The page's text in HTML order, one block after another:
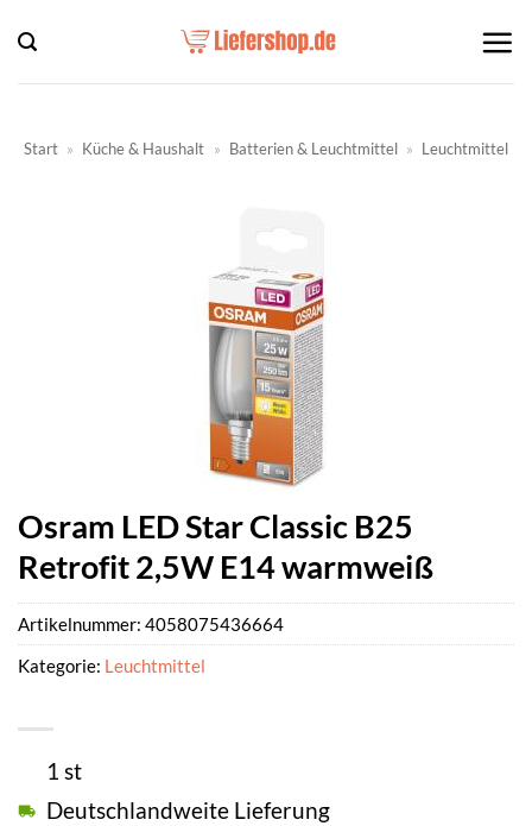
Inhalt
springen
Start » Küche & Haushalt » Batterien & Leuchtmittel » Leuchtmittel
Osram LED Star Classic B25
Retrofit 2,5W E14 warmweiß
1 st
Deutschlandweite Lieferung
Artikelnummer: 4058075436664
Kategorie: Leuchtmittel